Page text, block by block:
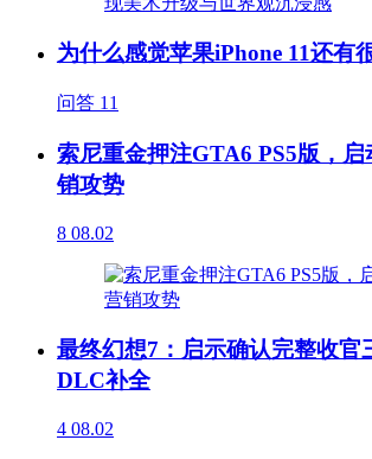
为什么感觉苹果iPhone 11还有
问答 11
索尼重金押注GTA6 PS5版，
销攻势
8 08.02
最终幻想7：启示确认完整收官
DLC补全
4 08.02